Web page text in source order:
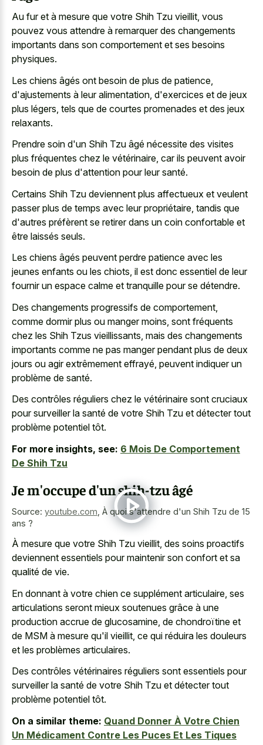
Au fur et à mesure que votre Shih Tzu vieillit, vous
pouvez vous attendre à remarquer des changements
importants dans son comportement et ses besoins
physiques.
Les chiens âgés ont besoin de plus de patience,
d'ajustements à leur alimentation, d'exercices et de jeux
plus légers, tels que de courtes promenades et des jeux
relaxants.
Prendre soin d'un Shih Tzu âgé nécessite des visites
plus fréquentes chez le vétérinaire, car ils peuvent avoir
besoin de plus d'attention pour leur santé.
Certains Shih Tzu deviennent plus affectueux et veulent
passer plus de temps avec leur propriétaire, tandis que
d'autres préfèrent se retirer dans un coin confortable et
être laissés seuls.
Les chiens âgés peuvent perdre patience avec les
jeunes enfants ou les chiots, il est donc essentiel de leur
fournir un espace calme et tranquille pour se détendre.
Des changements progressifs de comportement,
comme dormir plus ou manger moins, sont fréquents
chez les Shih Tzus vieillissants, mais des changements
importants comme ne pas manger pendant plus de deux
jours ou agir extrêmement effrayé, peuvent indiquer un
problème de santé.
Des contrôles réguliers chez le vétérinaire sont cruciaux
pour surveiller la santé de votre Shih Tzu et détecter tout
problème potentiel tôt.
For more insights, see: 6 Mois De Comportement
De Shih Tzu
Je m'occupe d'un shih-tzu âgé
Source: youtube.com À quoi s'attendre d'un Shih Tzu de 15
ans ?
À mesure que votre Shih Tzu vieillit, des soins proactifs
deviennent essentiels pour maintenir son confort et sa
qualité de vie.
En donnant à votre chien ce supplément articulaire, ses
articulations seront mieux soutenues grâce à une
production accrue de glucosamine, de chondroïtine et
de MSM à mesure qu'il vieillit, ce qui réduira les douleurs
et les problèmes articulaires.
Des contrôles vétérinaires réguliers sont essentiels pour
surveiller la santé de votre Shih Tzu et détecter tout
problème potentiel tôt.
On a similar theme: Quand Donner À Votre Chien
Un Médicament Contre Les Puces Et Les Tiques